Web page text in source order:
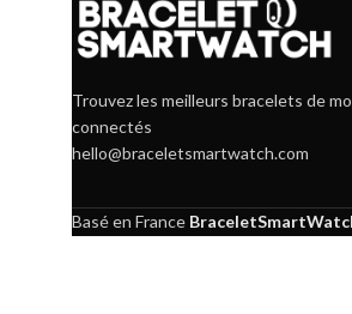
Trouvez les meilleurs bracelets de
connectés
hello@braceletsmartwatch.com
Basé en France